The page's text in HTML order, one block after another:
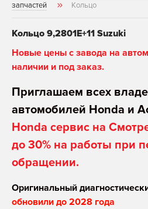
запчастей
Кольцо
Кольцо 9,2801E+11 Suzuki
Новые цены с завода на
наличии и под заказ.
Приглашаем всех
автомобилей Honda и
Honda сервис на
до 30% на работы при
обращении.
Оригинальный
обновили до 2028 года